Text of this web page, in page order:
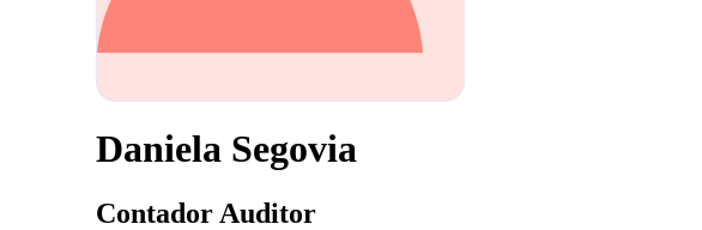
Daniela Segovia
Contador Auditor